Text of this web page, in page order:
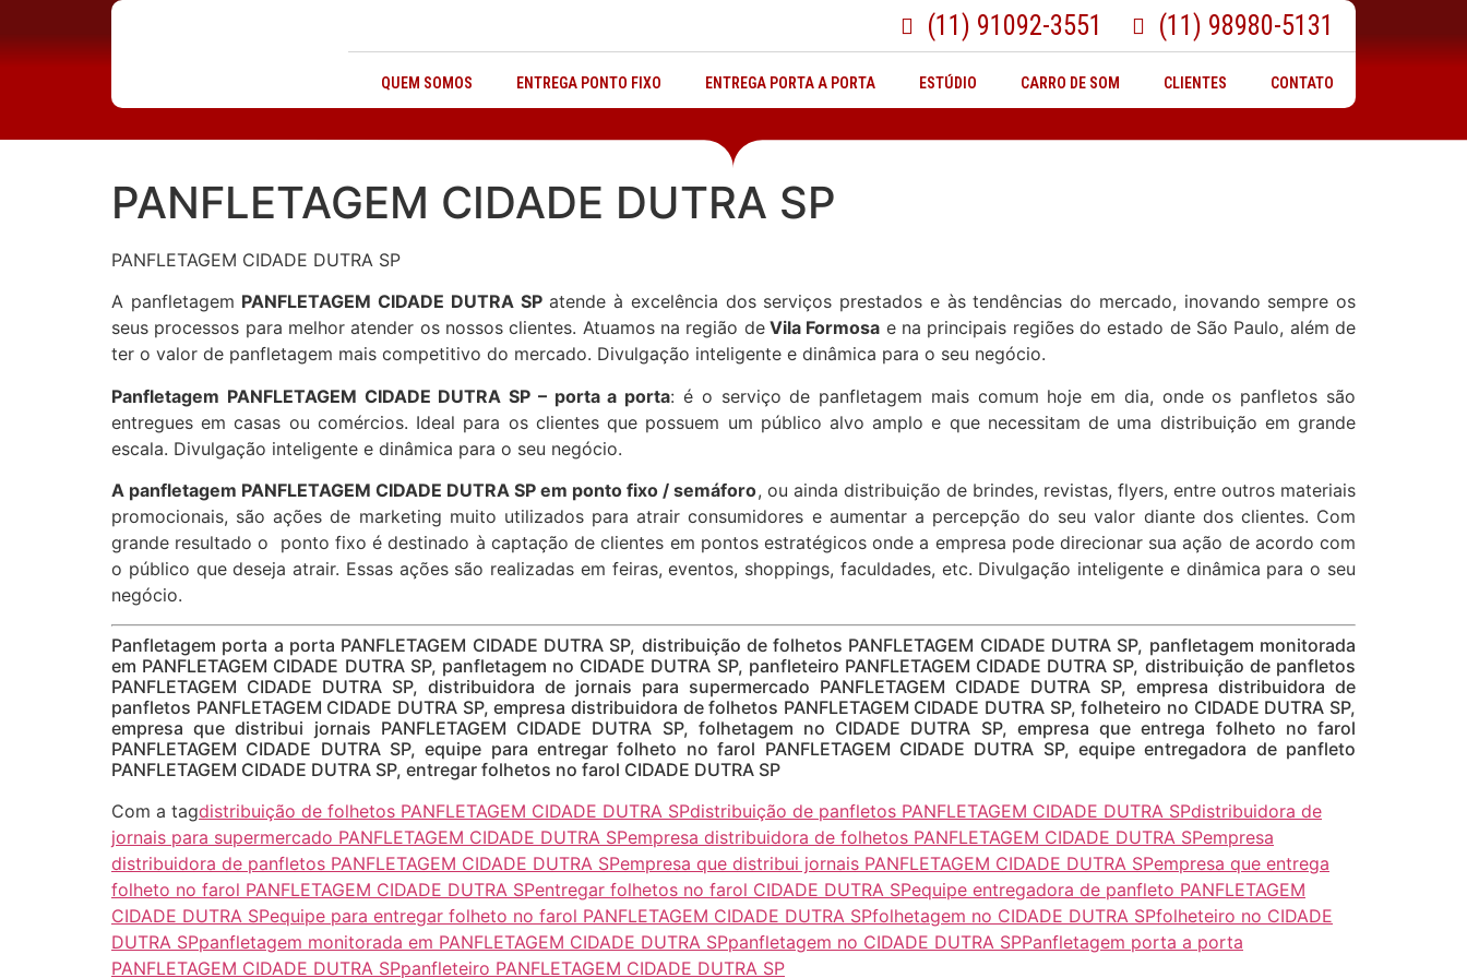
(11) 91092-3551 (11) 98980-5131
QUEM SOMOS ENTREGA PONTO FIXO ENTREGA PORTA A PORTA ESTÚDIO CARRO DE SOM CLIENTES CONTATO
PANFLETAGEM CIDADE DUTRA SP
PANFLETAGEM CIDADE DUTRA SP
A panfletagem PANFLETAGEM CIDADE DUTRA SPatende à excelência dos serviços prestados e às tendências do mercado, inovando sempre os
seus processos para melhor atender os nossos clientes. Atuamos na região deVila Formosa e na principais regiões do estado de São Paulo, além de
ter o valor de panfletagem mais competitivo do mercado. Divulgação inteligente e dinâmica para o seu negócio.
Panfletagem PANFLETAGEM CIDADE DUTRA SP – porta a porta: é o serviço de panfletagem mais comum hoje em dia, onde os panfletos são
entregues em casas ou comércios. Ideal para os clientes que possuem um público alvo amplo e que necessitam de uma distribuição em grande
escala. Divulgação inteligente e dinâmica para o seu negócio.
A panfletagem PANFLETAGEM CIDADE DUTRA SP em ponto fixo / semáforo, ou ainda distribuição de brindes, revistas, flyers, entre outros materiais
promocionais, são ações de marketing muito utilizados para atrair consumidores e aumentar a percepção do seu valor diante dos clientes. Com
grande resultado o ponto fixo é destinado à captação de clientes em pontos estratégicos onde a empresa pode direcionar sua ação de acordo com
o público que deseja atrair. Essas ações são realizadas em feiras, eventos, shoppings, faculdades, etc. Divulgação inteligente e dinâmica para o seu
negócio.
Panfletagem porta a porta PANFLETAGEM CIDADE DUTRA SP, distribuição de folhetos PANFLETAGEM CIDADE DUTRA SP, panfletagem monitorada
em PANFLETAGEM CIDADE DUTRA SP, panfletagem no CIDADE DUTRA SP, panfleteiro PANFLETAGEM CIDADE DUTRA SP, distribuição de panfletos
PANFLETAGEM CIDADE DUTRA SP, distribuidora de jornais para supermercado PANFLETAGEM CIDADE DUTRA SP, empresa distribuidora de
panfletos PANFLETAGEM CIDADE DUTRA SP, empresa distribuidora de folhetos PANFLETAGEM CIDADE DUTRA SP, folheteiro no CIDADE DUTRA SP,
empresa que distribui jornais PANFLETAGEM CIDADE DUTRA SP, folhetagem no CIDADE DUTRA SP, empresa que entrega folheto no farol
PANFLETAGEM CIDADE DUTRA SP, equipe para entregar folheto no farol PANFLETAGEM CIDADE DUTRA SP, equipe entregadora de panfleto
PANFLETAGEM CIDADE DUTRA SP, entregar folhetos no farol CIDADE DUTRA SP
Com a tagdistribuição de folhetos PANFLETAGEM CIDADE DUTRA SPdistribuição de panfletos PANFLETAGEM CIDADE DUTRA SPdistribuidora de
jornais para supermercado PANFLETAGEM CIDADE DUTRA SPempresa distribuidora de folhetos PANFLETAGEM CIDADE DUTRA SPempresa
distribuidora de panfletos PANFLETAGEM CIDADE DUTRA SPempresa que distribui jornais PANFLETAGEM CIDADE DUTRA SPempresa que entrega
folheto no farol PANFLETAGEM CIDADE DUTRA SPentregar folhetos no farol CIDADE DUTRA SPequipe entregadora de panfleto PANFLETAGEM
CIDADE DUTRA SPequipe para entregar folheto no farol PANFLETAGEM CIDADE DUTRA SPfolhetagem no CIDADE DUTRA SPfolheteiro no CIDADE
DUTRA SPpanfletagem monitorada em PANFLETAGEM CIDADE DUTRA SPpanfletagem no CIDADE DUTRA SPPanfletagem porta a porta
PANFLETAGEM CIDADE DUTRA SPpanfleteiro PANFLETAGEM CIDADE DUTRA SP